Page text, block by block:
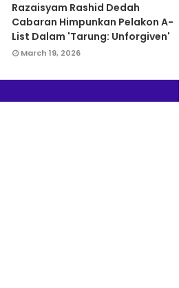
Razaisyam Rashid Dedah
Cabaran Himpunkan Pelakon A-
List Dalam 'Tarung: Unforgiven'
March 19, 2026